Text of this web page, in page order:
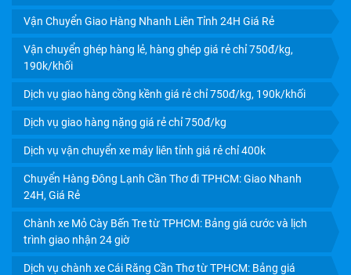
CHÀNH XE CÀ MAU UY TÍN: CƯỚC RẺ, GIAO NHẬN TẬN
Vận Chuyển Giao Hàng Nhanh Liên Tỉnh 24H Giá Rẻ
Vận chuyển ghép hàng lẻ, hàng ghép giá rẻ chỉ 750đ/kg,
190k/khối
Dịch vụ giao hàng cồng kềnh giá rẻ chỉ 750đ/kg, 190k/khối
Dịch vụ giao hàng nặng giá rẻ chỉ 750đ/kg
Dịch vụ vận chuyển xe máy liên tỉnh giá rẻ chỉ 400k
Chuyển Hàng Đông Lạnh Cần Thơ đi TPHCM: Giao Nhanh
24H, Giá Rẻ
Chành xe Mỏ Cày Bến Tre từ TPHCM: Bảng giá cước và lịch
trình giao nhận 24 giờ
Dịch vụ chành xe Cái Răng Cần Thơ từ TPHCM: Bảng giá